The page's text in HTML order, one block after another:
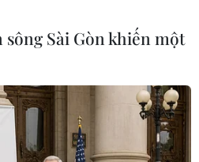
Sài Gòn khiến một